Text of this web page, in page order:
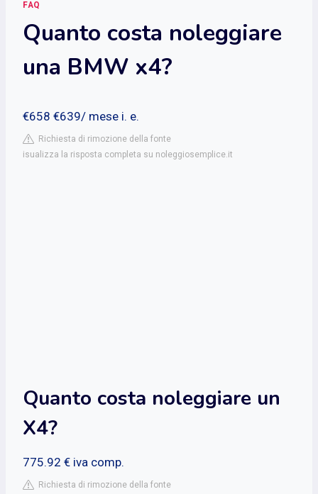
FAQ
Quanto costa noleggiare
una BMW x4?
€658 €639/ mese i. e.
Richiesta di rimozione della fonte
isualizza la risposta completa su noleggiosemplice.it
Quanto costa noleggiare un
X4?
775.92 € iva comp.
Richiesta di rimozione della fonte